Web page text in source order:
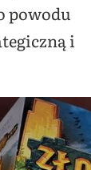
powodu
i